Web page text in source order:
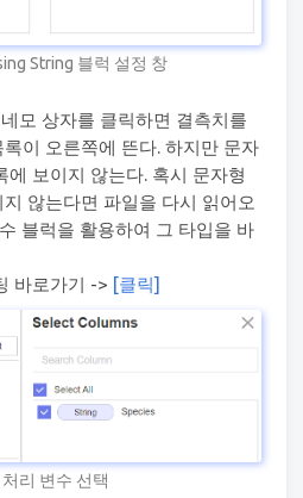
String 블럭 설정 창
모 상자를 클릭하면 결측치를
이 오른쪽에 뜬다. 하지만 문자
에 보이지 않는다. 혹시 문자형
않는다면 파일을 다시 읽어오
블럭을 활용하여 그 타입을 바
바로가기 -> [클릭]
리 변수 선택